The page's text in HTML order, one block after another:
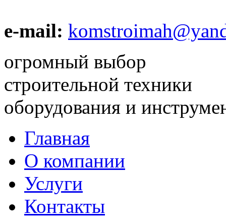
e-mail:
огромный выбор
строительной техники
оборудования и
Главная
О компании
Услуги
Контакты